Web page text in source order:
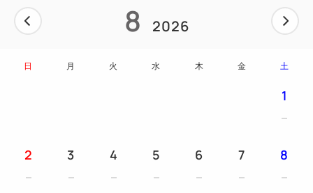
＼焼きたて熱々！ライブキッチンメニュー／
●あぐー豚のソテー
8 2026
日 月 火 水 木 金 土
1
2 3 4 5 6 7 8